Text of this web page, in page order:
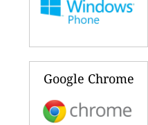
Google Chrome